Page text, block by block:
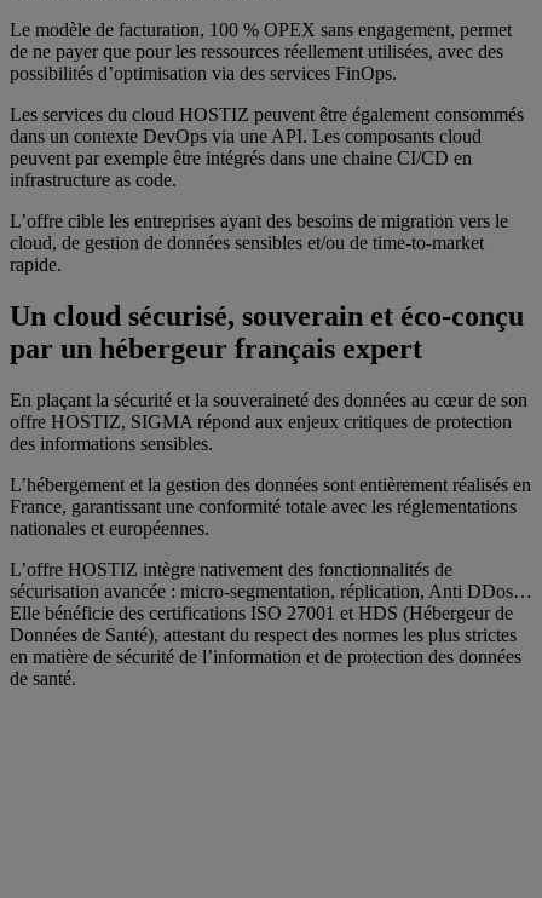
Le modèle de facturation, 100 % OPEX sans engagement, permet
de ne payer que pour les ressources réellement utilisées, avec des
possibilités d’optimisation via des services FinOps.
Les services du cloud HOSTIZ peuvent être également consommés
dans un contexte DevOps via une API. Les composants cloud
peuvent par exemple être intégrés dans une chaine CI/CD en
infrastructure as code.
L’offre cible les entreprises ayant des besoins de migration vers le
cloud, de gestion de données sensibles et/ou de time-to-market
rapide.
Un cloud sécurisé, souverain et éco-conçu
par un hébergeur français expert
En plaçant la sécurité et la souveraineté des données au cœur de son
offre HOSTIZ, SIGMA répond aux enjeux critiques de protection
des informations sensibles.
L’hébergement et la gestion des données sont entièrement réalisés en
France, garantissant une conformité totale avec les réglementations
nationales et européennes.
L’offre HOSTIZ intègre nativement des fonctionnalités de
sécurisation avancée : micro-segmentation, réplication, Anti DDos…
Elle bénéficie des certifications ISO 27001 et HDS (Hébergeur de
Données de Santé), attestant du respect des normes les plus strictes
en matière de sécurité de l’information et de protection des données
de santé.